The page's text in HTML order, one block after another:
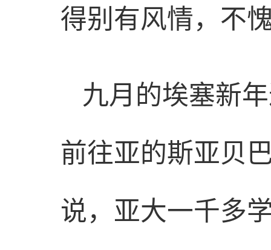
得别有风情，不
九月的埃塞新
前往亚的斯亚贝
说，亚大一千多